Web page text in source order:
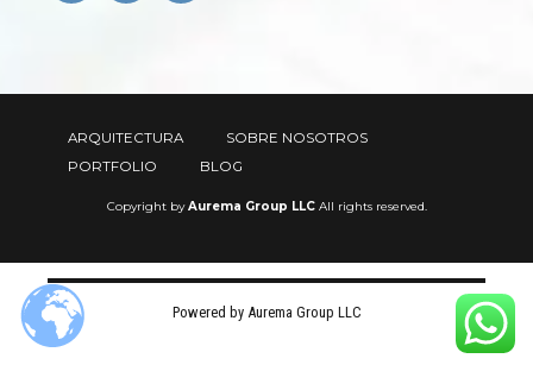
ARQUITECTURA
SOBRE NOSOTROS
PORTFOLIO
BLOG
Copyright byAurema Group LLCAll rights reserved.
Powered by Aurema Group LLC